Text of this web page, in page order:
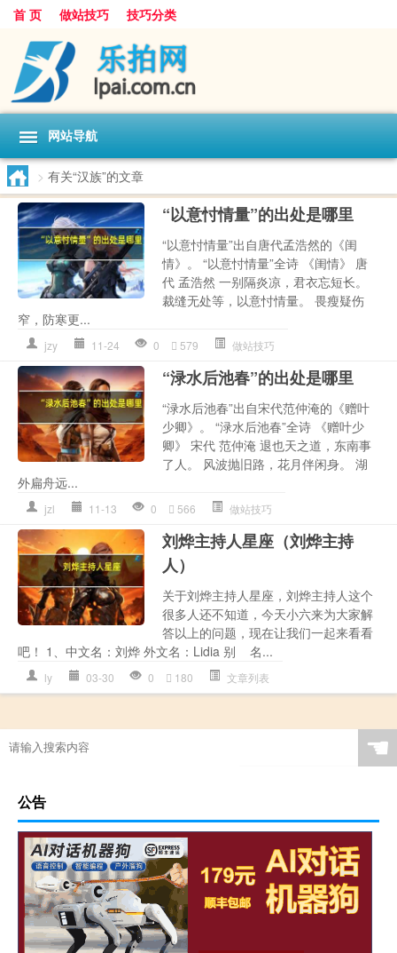
首 页 做站技巧 技巧分类
网站导航
> 有关“汉族”的文章
“以意忖情量”的出处是哪里
“以意忖情量”出自唐代孟浩然的《闺
情》。 “以意忖情量”全诗 《闺情》 唐
代 孟浩然 一别隔炎凉，君衣忘短长。
裁缝无处等，以意忖情量。 畏瘦疑伤
窄，防寒更...
jzy 11-24 0 579 做站技巧
“渌水后池春”的出处是哪里
“渌水后池春”出自宋代范仲淹的《赠叶
少卿》。 “渌水后池春”全诗 《赠叶少
卿》 宋代 范仲淹 退也天之道，东南事
了人。 风波抛旧路，花月伴闲身。 湖
外扁舟远...
jzl 11-13 0 566 做站技巧
刘烨主持人星座（刘烨主持
人）
关于刘烨主持人星座，刘烨主持人这个
很多人还不知道，今天小六来为大家解
答以上的问题，现在让我们一起来看看
吧！ 1、中文名：刘烨 外文名：Lidia 别 名...
ly 03-30 0 180 文章列表
☚
公告